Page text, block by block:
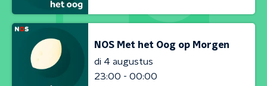
NOS Met het Oog op Morgen
di 4 augustus
23:00 - 00:00